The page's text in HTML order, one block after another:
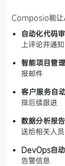
Composio能让
自动化代码
上评论并通
智能项目管理
报邮件
客户服务自
排后续跟进
数据分析报告
送给相关人员
DevOps自
告警信息